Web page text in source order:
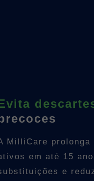
MilliCare
em até 15
e